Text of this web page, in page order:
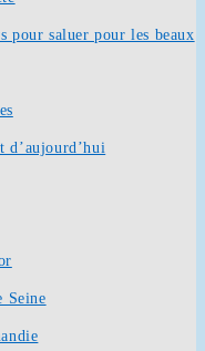
pour saluer pour les beaux
d’aujourd’hui
Seine